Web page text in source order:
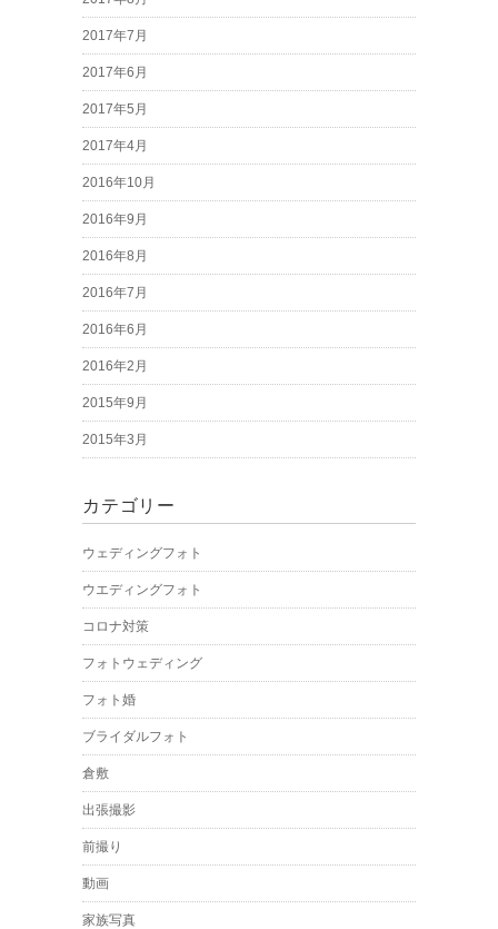
2017年7月
2017年6月
2017年5月
2017年4月
2016年10月
2016年9月
2016年8月
2016年7月
2016年6月
2016年2月
2015年9月
2015年3月
カテゴリー
ウェディングフォト
ウエディングフォト
コロナ対策
フォトウェディング
フォト婚
ブライダルフォト
倉敷
出張撮影
前撮り
動画
家族写真